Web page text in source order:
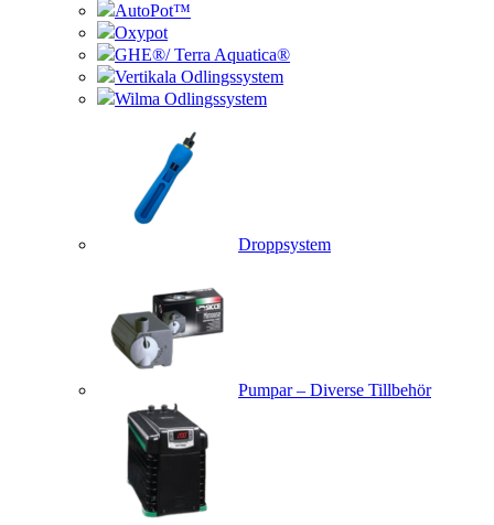
AutoPot™
Oxypot
GHE®/ Terra Aquatica®
Vertikala Odlingssystem
Wilma Odlingssystem
Droppsystem
Pumpar – Diverse Tillbehör